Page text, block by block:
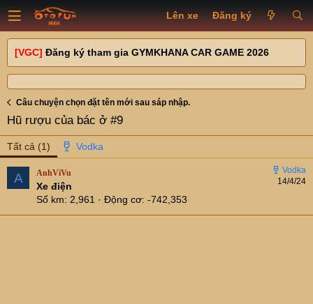
Lên xe Đăng ký
[VGC] Đăng ký tham gia GYMKHANA CAR GAME 2026
Câu chuyện chọn đặt tên mới sau sáp nhập.
Hũ rượu của bác ở #9
Tất cả (1)
A 14/4/24
AnhViVu
Xe điện
Số km 2,961 Động cơ -742,353